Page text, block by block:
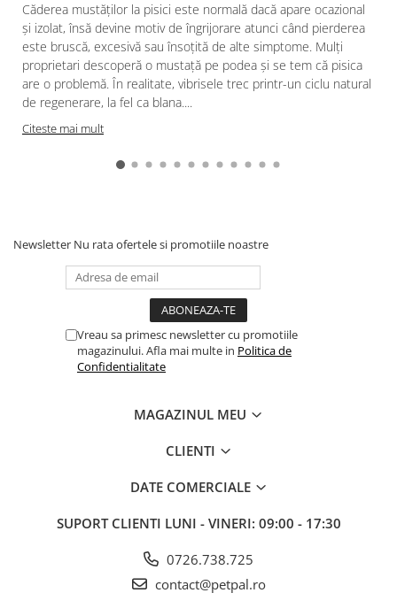
Căderea mustăților la pisici este normală dacă apare ocazional
și izolat, însă devine motiv de îngrijorare atunci când pierderea
este bruscă, excesivă sau însoțită de alte simptome. Mulți
proprietari descoperă o mustață pe podea și se tem că pisica
are o problemă. În realitate, vibrisele trec printr-un ciclu natural
de regenerare, la fel ca blana....
Citeste mai mult
Newsletter Nu rata ofertele si promotiile noastre
Vreau sa primesc newsletter cu promotiile
magazinului. Afla mai multe in Politica de
Confidentialitate
MAGAZINUL MEU
CLIENTI
DATE COMERCIALE
SUPORT CLIENTI LUNI - VINERI: 09:00 - 17:30
0726.738.725
contact@petpal.ro